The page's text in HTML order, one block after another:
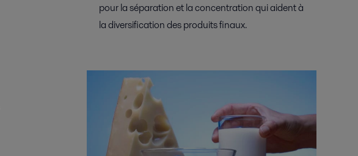
pour la séparation et la concentration qui aident à
la diversification des produits finaux.